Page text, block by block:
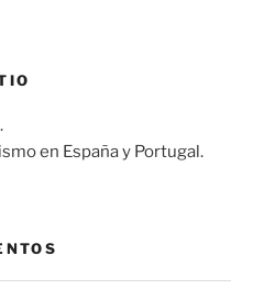
en España y Portugal.